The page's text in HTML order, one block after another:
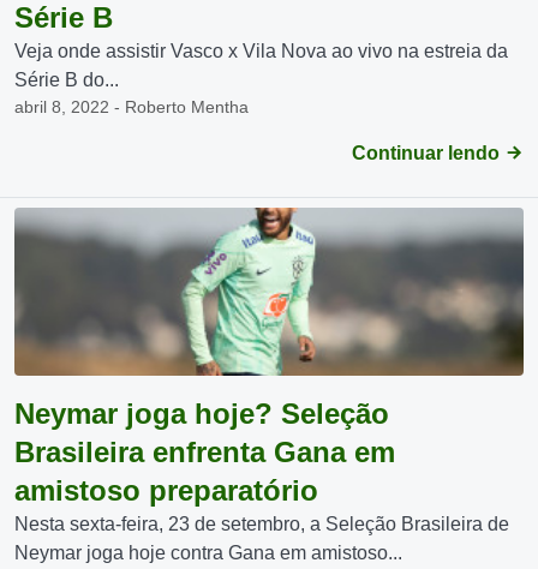
Série B
Veja onde assistir Vasco x Vila Nova ao vivo na estreia da
Série B do...
abril 8, 2022 - Roberto Mentha
Continuar lendo
Neymar joga hoje? Seleção
Brasileira enfrenta Gana em
amistoso preparatório
Nesta sexta-feira, 23 de setembro, a Seleção Brasileira de
Neymar joga hoje contra Gana em amistoso...